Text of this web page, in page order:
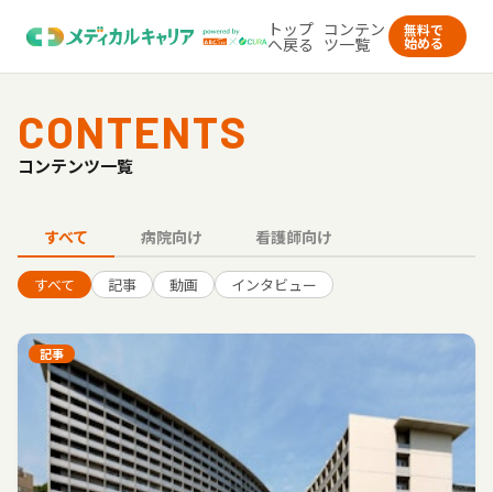
トップ
へ戻る
コンテン
ツ一覧
無料で
始める
CONTENTS
コンテンツ一覧
すべて 病院向け 看護師向け
すべて 記事 動画 インタビュー
記事